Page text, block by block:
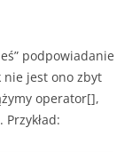
podpowiadanie
nie jest ono zbyt
operator[],